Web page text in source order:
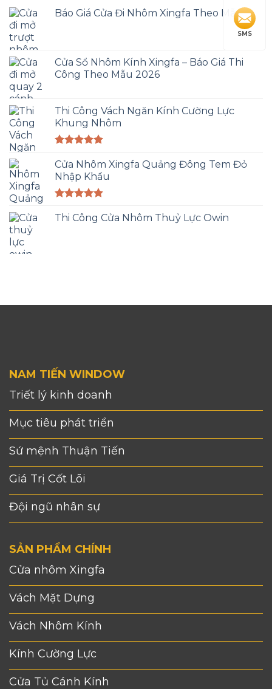
Báo Giá Cửa Đi Nhôm Xingfa Theo Mẫu
Cửa Sổ Nhôm Kính Xingfa – Báo Giá Thi
Công Theo Mẫu 2026
Thi Công Vách Ngăn Kính Cường Lực
Khung Nhôm
hạng5.00
5 sao
Cửa Nhôm Xingfa Quảng Đông Tem Đỏ
Nhập Khẩu
hạng4.83
Thi Công Cửa Nhôm Thuỷ Lực Owin
NAM TIẾN WINDOW
Triết lý kinh doanh
Mục tiêu phát triển
Sứ mệnh Thuận Tiến
Giá Trị Cốt Lõi
Đội ngũ nhân sự
SẢN PHẨM CHÍNH
Cửa nhôm Xingfa
Vách Mặt Dựng
Vách Nhôm Kính
Kính Cường Lực
Cửa Tủ Cánh Kính
SMS